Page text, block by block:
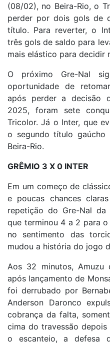
(08/02), no Beira-Rio, o
perder por dois gols de
título. Para reverter, o
três gols de saldo para
mais elástico para decidir
O próximo Gre-Nal
oportunidade de
após perder a decisão
2025, foram sete
Tricolor. Já o Inter, que
o segundo título gaúcho
Beira-Rio.
GRÊMIO 3 X 0 INTER
Em um começo de
e poucas chances
repetição do Gre-Nal da
que terminou 4 a 2 para
no sentimento das
mudou a história do jogo
Aos 32 minutos, Amuzu
após lançamento de
foi derrubado por
Anderson Daronco
cobrança da falta,
cima do travessão
o escanteio, a defesa